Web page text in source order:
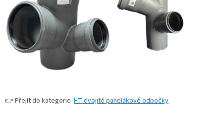
👉 Přejít do kategorie HT dvojité panelákové odbočky